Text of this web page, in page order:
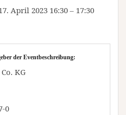
April 2023 16:30 – 17:30
der Eventbeschreibung:
KG
0